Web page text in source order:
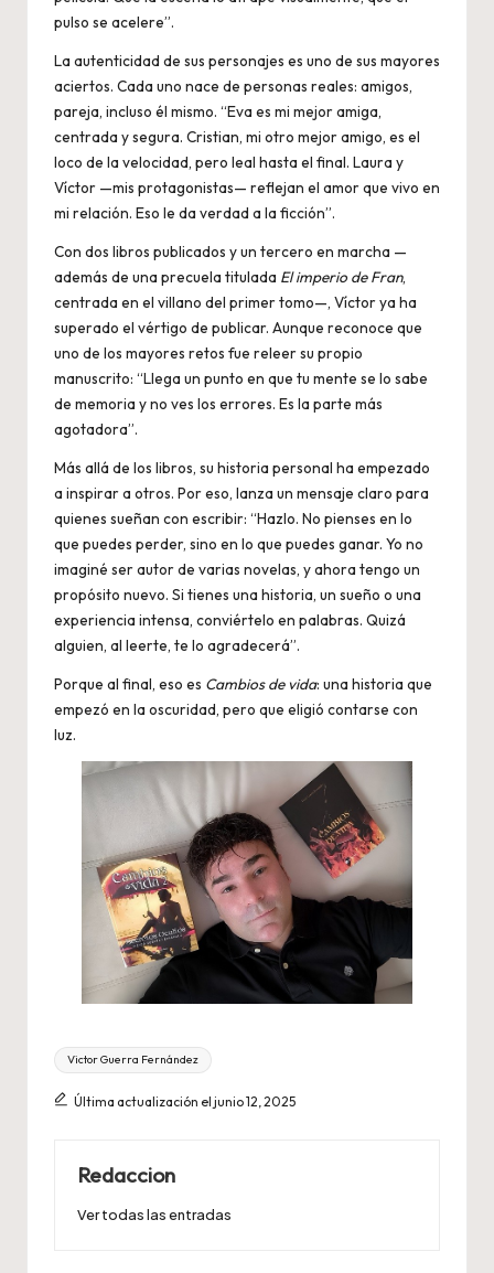
pulso se acelere”.
La autenticidad de sus personajes es uno de sus mayores
aciertos. Cada uno nace de personas reales: amigos,
pareja, incluso él mismo. “Eva es mi mejor amiga,
centrada y segura. Cristian, mi otro mejor amigo, es el
loco de la velocidad, pero leal hasta el final. Laura y
Víctor —mis protagonistas— reflejan el amor que vivo en
mi relación. Eso le da verdad a la ficción”.
Con dos libros publicados y un tercero en marcha —
además de una precuela titulada El imperio de Fran,
centrada en el villano del primer tomo—, Víctor ya ha
superado el vértigo de publicar. Aunque reconoce que
uno de los mayores retos fue releer su propio
manuscrito: “Llega un punto en que tu mente se lo sabe
de memoria y no ves los errores. Es la parte más
agotadora”.
Más allá de los libros, su historia personal ha empezado
a inspirar a otros. Por eso, lanza un mensaje claro para
quienes sueñan con escribir: “Hazlo. No pienses en lo
que puedes perder, sino en lo que puedes ganar. Yo no
imaginé ser autor de varias novelas, y ahora tengo un
propósito nuevo. Si tienes una historia, un sueño o una
experiencia intensa, conviértelo en palabras. Quizá
alguien, al leerte, te lo agradecerá”.
Porque al final, eso es Cambios de vida: una historia que
empezó en la oscuridad, pero que eligió contarse con
luz.
Etiquetas:
Victor Guerra Fernández
Última actualización el junio 12, 2025
Redaccion
Ver todas las entradas